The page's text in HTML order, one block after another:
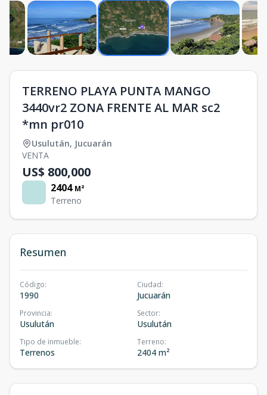
TERRENO PLAYA PUNTA MANGO
3440vr2 ZONA FRENTE AL MAR sc2
*mn pr010
Usulután, Jucuarán
VENTA
US$ 800,000
2404 M²
Terreno
Resumen
Código:
1990
Ciudad:
Jucuarán
Provincia:
Usulután
Sector:
Usulután
Tipo de inmueble:
Terrenos
Terreno:
2404 m²